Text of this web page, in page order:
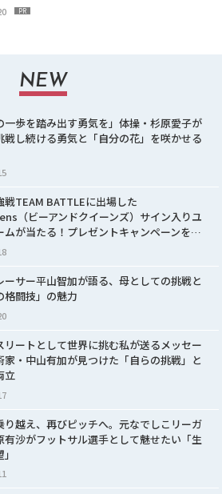
PR
NEW
一歩を踏み出す勇気を」体操・杉原愛子が
戦し続ける勇気と「自分の花」を咲かせる
戦TEAM BATTLEに出場した
（ビーアンドクイーンズ）サイン入りユ
ムが当たる！プレゼントキャンペーンを…
ーサー平山智加が語る、母としての挑戦と
格闘技」の魅力
リートとして世界に挑む私が送るメッセー
家・中山有加が見つけた「自らの挑戦」と
立
り越え、再びピッチへ。元なでしこリーガ
有沙がフットサル選手として魅せたい「生